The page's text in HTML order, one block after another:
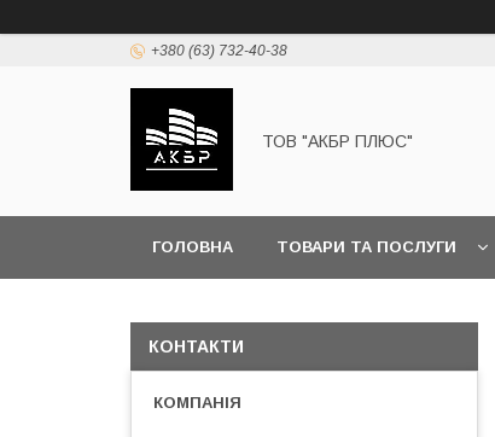
+380 (63) 732-40-38
ТОВ "АКБР ПЛЮС"
ГОЛОВНА ТОВАРИ ТА ПОСЛУГИ
КОНТАКТИ